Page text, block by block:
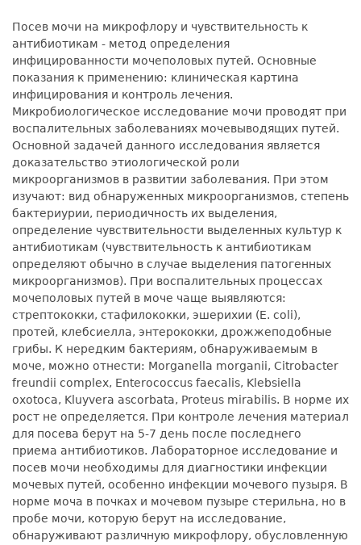
Посев мочи на микрофлору и чувствительность к
антибиотикам - метод определения
инфицированности мочеполовых путей. Основные
показания к применению: клиническая картина
инфицирования и контроль лечения.
Микробиологическое исследование мочи проводят при
воспалительных заболеваниях мочевыводящих путей.
Основной задачей данного исследования является
доказательство этиологической роли
микроорганизмов в развитии заболевания. При этом
изучают: вид обнаруженных микроорганизмов, степень
бактериурии, периодичность их выделения,
определение чувствительности выделенных культур к
антибиотикам (чувствительность к антибиотикам
определяют обычно в случае выделения патогенных
микроорганизмов). При воспалительных процессах
мочеполовых путей в моче чаще выявляются:
стрептококки, стафилококки, эшерихии (E. coli),
протей, клебсиелла, энтерококки, дрожжеподобные
грибы. К нередким бактериям, обнаруживаемым в
моче, можно отнести: Morganella morganii, Citrobacter
freundii complex, Enterococcus faecalis, Klebsiella
oxotoca, Kluyvera ascorbata, Proteus mirabilis. В норме их
рост не определяется. При контроле лечения материал
для посева берут на 5-7 день после последнего
приема антибиотиков. Лабораторное исследование и
посев мочи необходимы для диагностики инфекции
мочевых путей, особенно инфекции мочевого пузыря. В
норме моча в почках и мочевом пузыре стерильна, но в
пробе мочи, которую берут на исследование,
обнаруживают различную микрофлору, обусловленную